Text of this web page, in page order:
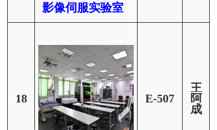
影像伺服实验室
18 E-507
王
阿
成